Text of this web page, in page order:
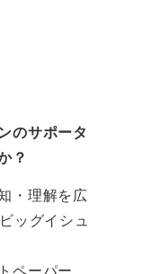
のサポータ
？
・理解を広
ッグイシュ